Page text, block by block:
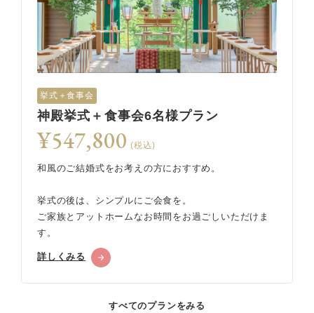
挙式＋食事会
神殿挙式＋食事会6名様プラン
¥547,800 (税込)
和風のご結婚式をお考えの方におすすめ。
挙式の後は、シンプルにご会食を。
ご家族とアットホームなお時間をお過ごしいただけま
す。
詳しくみる
すべてのプランをみる